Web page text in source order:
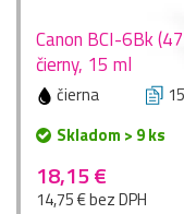
Canon BCI-6Bk
čierny, 15 ml
čierna
Skladom > 9 ks
18,15 €
14,75 € bez DPH